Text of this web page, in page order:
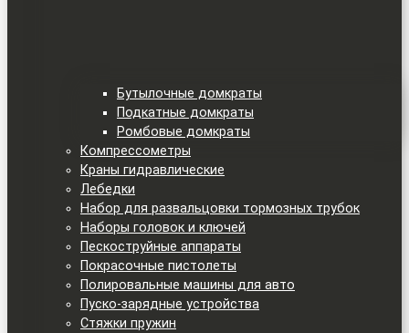
Бутылочные домкраты
Подкатные домкраты
Ромбовые домкраты
Компрессометры
Краны гидравлические
Лебедки
Набор для развальцовки тормозных трубок
Наборы головок и ключей
Пескоструйные аппараты
Покрасочные пистолеты
Полировальные машины для авто
Пуско-зарядные устройства
Стяжки пружин